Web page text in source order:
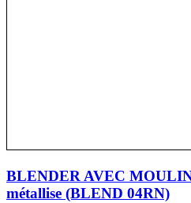
BLENDER AVEC
métallise (BLEND 04RN)